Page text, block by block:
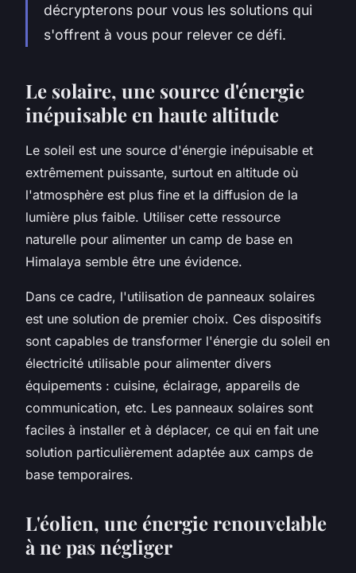
décrypterons pour vous les solutions qui
s'offrent à vous pour relever ce défi.
Le solaire, une source d'énergie
inépuisable en haute altitude
Le soleil est une source d'énergie inépuisable et
extrêmement puissante, surtout en altitude où
l'atmosphère est plus fine et la diffusion de la
lumière plus faible. Utiliser cette ressource
naturelle pour alimenter un camp de base en
Himalaya semble être une évidence.
Dans ce cadre, l'utilisation de panneaux solaires
est une solution de premier choix. Ces dispositifs
sont capables de transformer l'énergie du soleil en
électricité utilisable pour alimenter divers
équipements : cuisine, éclairage, appareils de
communication, etc. Les panneaux solaires sont
faciles à installer et à déplacer, ce qui en fait une
solution particulièrement adaptée aux camps de
base temporaires.
L'éolien, une énergie renouvelable
à ne pas négliger